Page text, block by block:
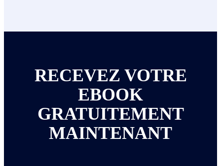
RECEVEZ VOTRE
EBOOK
GRATUITEMENT
MAINTENANT